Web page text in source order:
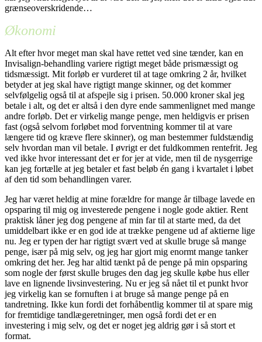
grænseoverskridende…
Økonomi
Alt efter hvor meget man skal have rettet ved sine tænder, kan en
Invisalign-behandling variere rigtigt meget både prismæssigt og
tidsmæssigt. Mit forløb er vurderet til at tage omkring 2 år, hvilket
betyder at jeg skal have rigtigt mange skinner, og det kommer
selvfølgelig også til at afspejle sig i prisen. 50.000 kroner skal jeg
betale i alt, og det er altså i den dyre ende sammenlignet med mange
andre forløb. Det er virkelig mange penge, men heldigvis er prisen
fast (også selvom forløbet mod forventning kommer til at vare
længere tid og kræve flere skinner), og man bestemmer fuldstændig
selv hvordan man vil betale. I øvrigt er det fuldkommen rentefrit. Jeg
ved ikke hvor interessant det er for jer at vide, men til de nysgerrige
kan jeg fortælle at jeg betaler et fast beløb én gang i kvartalet i løbet
af den tid som behandlingen varer.
Jeg har været heldig at mine forældre for mange år tilbage lavede en
opsparing til mig og investerede pengene i nogle gode aktier. Rent
praktisk låner jeg dog pengene af min far til at starte med, da det
umiddelbart ikke er en god ide at trække pengene ud af aktierne lige
nu. Jeg er typen der har rigtigt svært ved at skulle bruge så mange
penge, især på mig selv, og jeg har gjort mig enormt mange tanker
omkring det her. Jeg har altid tænkt på de penge på min opsparing
som nogle der først skulle bruges den dag jeg skulle købe hus eller
lave en lignende livsinvestering. Nu er jeg så nået til et punkt hvor
jeg virkelig kan se fornuften i at bruge så mange penge på en
tandretning. Ikke kun fordi det forhåbentlig kommer til at spare mig
for fremtidige tandlægeretninger, men også fordi det er en
investering i mig selv, og det er noget jeg aldrig gør i så stort et
format.